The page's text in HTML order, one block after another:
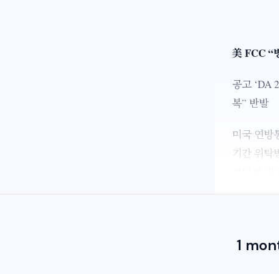
美 FCC “
공고 ‘DA
복” 반발
미국 연방
기간 위탁
1